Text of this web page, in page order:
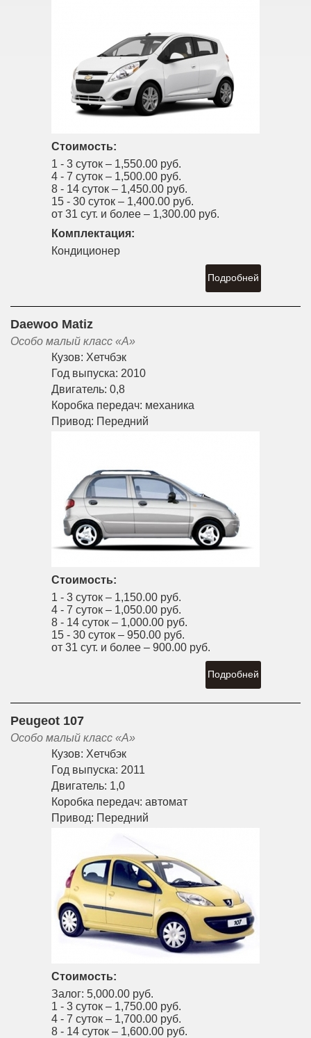
Стоимость:
1 - 3 суток – 1,550.00 руб.
4 - 7 суток – 1,500.00 руб.
8 - 14 суток – 1,450.00 руб.
15 - 30 суток – 1,400.00 руб.
от 31 сут. и более – 1,300.00 руб.
Комплектация:
Кондиционер
Подробней
Daewoo Matiz
Особо малый класс «A»
Кузов: Хетчбэк
Год выпуска: 2010
Двигатель: 0,8
Коробка передач: механика
Привод: Передний
Стоимость:
1 - 3 суток – 1,150.00 руб.
4 - 7 суток – 1,050.00 руб.
8 - 14 суток – 1,000.00 руб.
15 - 30 суток – 950.00 руб.
от 31 сут. и более – 900.00 руб.
Подробней
Peugeot 107
Особо малый класс «A»
Кузов: Хетчбэк
Год выпуска: 2011
Двигатель: 1,0
Коробка передач: автомат
Привод: Передний
Стоимость:
Залог: 5,000.00 руб.
1 - 3 суток – 1,750.00 руб.
4 - 7 суток – 1,700.00 руб.
8 - 14 суток – 1,600.00 руб.